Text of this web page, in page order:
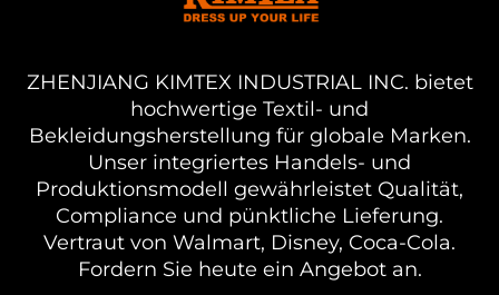
ZHENJIANG KIMTEX INDUSTRIAL INC. bietet
hochwertige Textil- und
Bekleidungsherstellung für globale Marken.
Unser integriertes Handels- und
Produktionsmodell gewährleistet Qualität,
Compliance und pünktliche Lieferung.
Vertraut von Walmart, Disney, Coca-Cola.
Fordern Sie heute ein Angebot an.